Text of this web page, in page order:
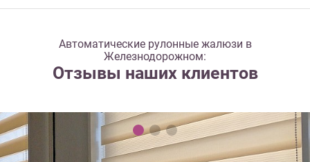
Автоматические рулонные жалюзи в
Железнодорожном:
Отзывы наших клиентов